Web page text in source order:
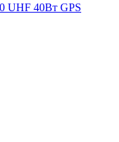
UHF 40Вт GPS